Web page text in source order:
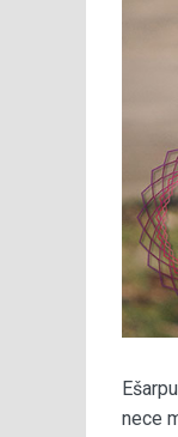
nece